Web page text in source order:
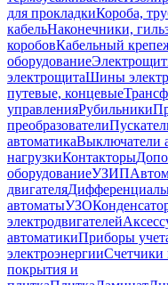
для прокладкиКороба,
кабельНаконечники,
коробовКабельный
оборудование
электрощитаШины
путевые, концевые
управленияРубильники
преобразователи
автоматикаВыключатели
нагрузкиКонтакторы
оборудованиеУЗИП
двигателя
автоматыУЗО
электродвигателей
автоматикиПриборы
электроэнергииСчетчики
покрытия и